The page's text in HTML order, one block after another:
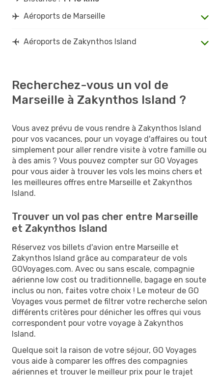
Aéroports de Marseille
Aéroports de Zakynthos Island
Recherchez-vous un vol de
Marseille à Zakynthos Island ?
Vous avez prévu de vous rendre à Zakynthos Island
pour vos vacances, pour un voyage d'affaires ou tout
simplement pour aller rendre visite à votre famille ou
à des amis ? Vous pouvez compter sur GO Voyages
pour vous aider à trouver les vols les moins chers et
les meilleures offres entre Marseille et Zakynthos
Island.
Trouver un vol pas cher entre Marseille
et Zakynthos Island
Réservez vos billets d'avion entre Marseille et
Zakynthos Island grâce au comparateur de vols
GOVoyages.com. Avec ou sans escale, compagnie
aérienne low cost ou traditionnelle, bagage en soute
inclus ou non, faites votre choix ! Le moteur de GO
Voyages vous permet de filtrer votre recherche selon
différents critères pour dénicher les offres qui vous
correspondent pour votre voyage à Zakynthos
Island.
Quelque soit la raison de votre séjour, GO Voyages
vous aide à comparer les offres des compagnies
aériennes et trouver le meilleur prix pour le trajet